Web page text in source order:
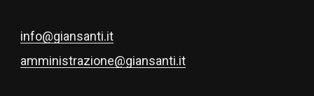
info@giansanti.it
amministrazione@giansanti.it